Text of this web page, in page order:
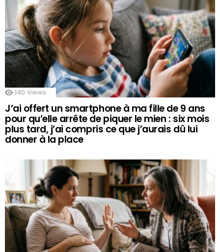
140 Views
J’ai offert un smartphone à ma fille de 9 ans
pour qu’elle arrête de piquer le mien : six mois
plus tard, j’ai compris ce que j’aurais dû lui
donner à la place